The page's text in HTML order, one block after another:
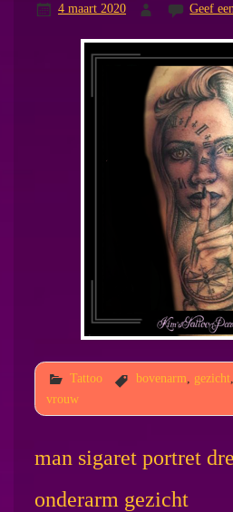
4 maart 2020 Geef
Tattoo bovenarm gezicht,
vrouw
man sigaret portret
onderarm gezicht